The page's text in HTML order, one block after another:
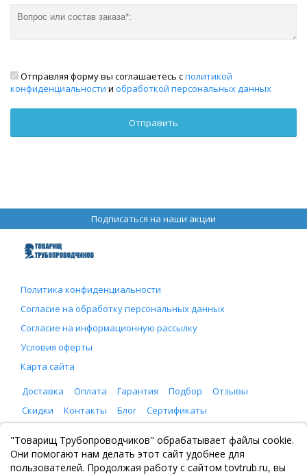
Отправляя форму вы соглашаетесь сполитикой
конфиденциальности и обработкой персональных данных
Подписаться на наши акции
Политика конфиденциальности
Согласие на обработку персональных данных
Согласие на информационную рассылку
Условия оферты
Карта сайта
Доставка
Оплата Гарантия Подбор
Отзывы
Скидки
Контакты Блог Сертификаты
ООО "Товарищ Трубопроводчиков"
Москва, Рязанский проспект 8, с. 2
+7 (495) 065-46-75
"Товарищ Трубопроводчиков" обрабатывает файлы cookie.
Они помогают нам делать этот сайт удобнее для
пользователей. Продолжая работу с сайтом tovtrub.ru, вы